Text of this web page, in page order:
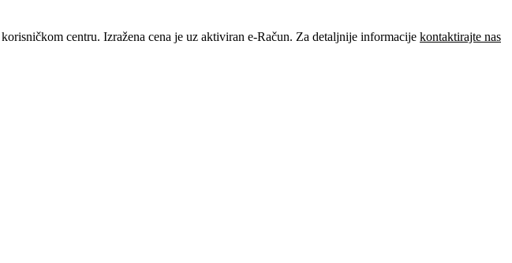
centru. Izražena cena je uz aktiviran e-Račun. Za detaljnije informacije kontaktirajte nas